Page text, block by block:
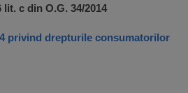
c din O.G. 34/2014
privind drepturile consumatorilor